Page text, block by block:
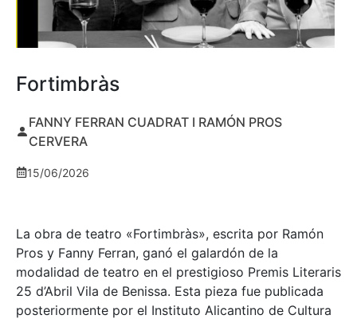
Fortimbràs
FANNY FERRAN CUADRAT I RAMÓN PROS
CERVERA
15/06/2026
La obra de teatro «Fortimbràs», escrita por Ramón
Pros y Fanny Ferran, ganó el galardón de la
modalidad de teatro en el prestigioso Premis Literaris
25 d’Abril Vila de Benissa. Esta pieza fue publicada
posteriormente por el Instituto Alicantino de Cultura